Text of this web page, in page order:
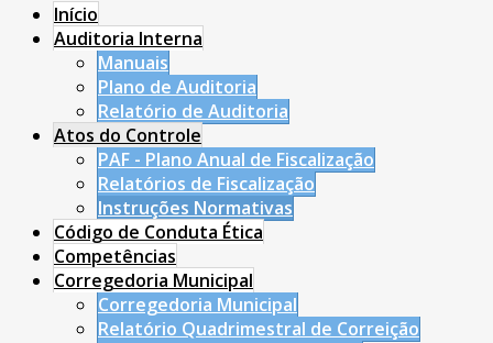
Início
Auditoria Interna
Manuais
Plano de Auditoria
Relatório de Auditoria
Atos do Controle
PAF - Plano Anual de Fiscalização
Relatórios de Fiscalização
Instruções Normativas
Código de Conduta Ética
Competências
Corregedoria Municipal
Corregedoria Municipal
Relatório Quadrimestral de Correição